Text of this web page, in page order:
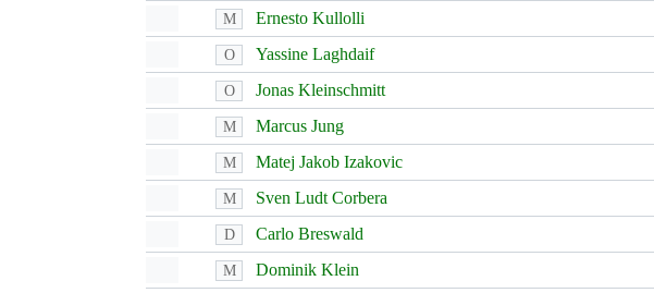
M Ernesto Kullolli
O Yassine Laghdaif
O Jonas Kleinschmitt
M Marcus Jung
M Matej Jakob Izakovic
M Sven Ludt Corbera
D Carlo Breswald
M Dominik Klein